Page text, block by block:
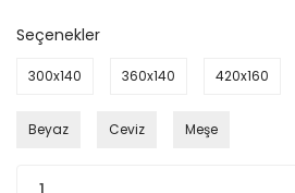
Seçenekler
300x140 360x140 420x160
Beyaz Ceviz Meşe